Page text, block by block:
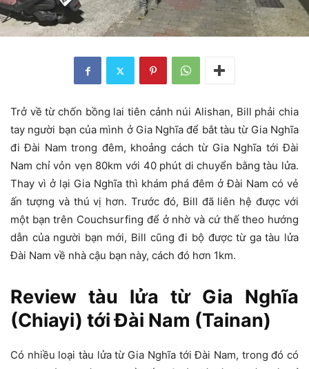
Trở về từ chốn bồng lai tiên cảnh núi Alishan, Bill phải chia
tay người bạn của mình ở Gia Nghĩa để bắt tàu từ Gia Nghĩa
đi Đài Nam trong đêm, khoảng cách từ Gia Nghĩa tới Đài
Nam chỉ vỏn vẹn 80km với 40 phút di chuyển bằng tàu lửa.
Thay vì ở lại Gia Nghĩa thì khám phá đêm ở Đài Nam có vẻ
ấn tượng và thú vị hơn. Trước đó, Bill đã liên hệ được với
một bạn trên Couchsurfing để ở nhờ và cứ thế theo hướng
dẫn của người bạn mới, Bill cũng đi bộ được từ ga tàu lửa
Đài Nam về nhà cậu bạn này, cách đó hơn 1km.
Review tàu lửa từ Gia Nghĩa
(Chiayi) tới Đài Nam (Tainan)
Có nhiều loại tàu lửa từ Gia Nghĩa tới Đài Nam, trong đó có